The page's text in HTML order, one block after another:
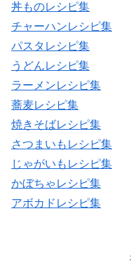
丼ものレシピ集
チャーハンレシピ集
パスタレシピ集
うどんレシピ集
ラーメンレシピ集
蕎麦レシピ集
焼きそばレシピ集
さつまいもレシピ集
じゃがいもレシピ集
かぼちゃレシピ集
アボカドレシピ集